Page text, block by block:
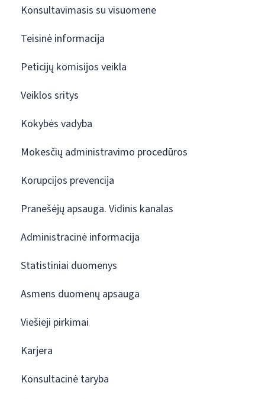
Konsultavimasis su visuomene
Teisinė informacija
Peticijų komisijos veikla
Veiklos sritys
Kokybės vadyba
Mokesčių administravimo procedūros
Korupcijos prevencija
Pranešėjų apsauga. Vidinis kanalas
Administracinė informacija
Statistiniai duomenys
Asmens duomenų apsauga
Viešieji pirkimai
Karjera
Konsultacinė taryba